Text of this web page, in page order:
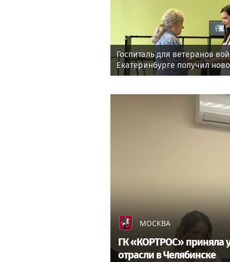
Госпиталь для ветеранов
Екатеринбурге получил
для реабилитации
МОСКВА
ГК «КОРТРОС» приняла
отрасли в Челябинске